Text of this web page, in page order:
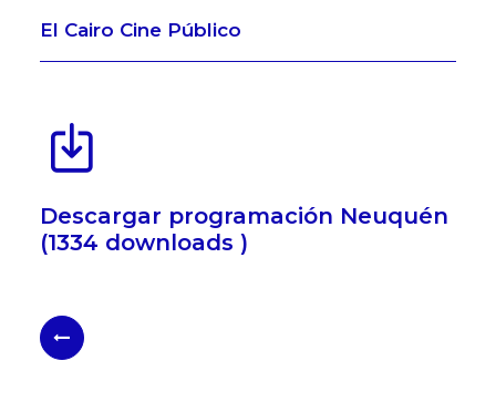
El Cairo Cine Público
Descargar programación Neuquén
(1334 downloads )